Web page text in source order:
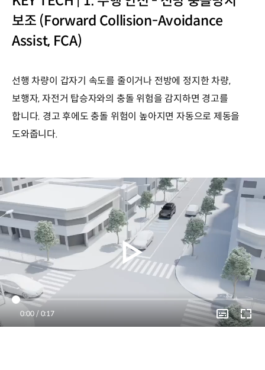
보조 (Forward Collision-Avoidance
Assist, FCA)
선행 차량이 갑자기 속도를 줄이거나 전방에 정지한 차량,
보행자, 자전거 탑승자와의 충돌 위험을 감지하면 경고를
합니다. 경고 후에도 충돌 위험이 높아지면 자동으로 제동을
도와줍니다.
Current
Time
0:00 / Duration
0:17